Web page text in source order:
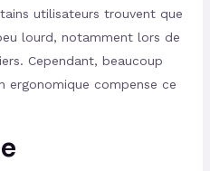
utilisateurs trouvent que
lourd, notamment lors de
Cependant, beaucoup
ergonomique compense ce